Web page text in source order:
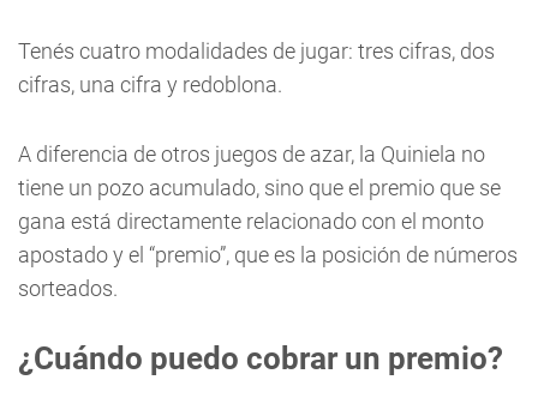
Tenés cuatro modalidades de jugar: tres cifras, dos
cifras, una cifra y redoblona.
A diferencia de otros juegos de azar, la Quiniela no
tiene un pozo acumulado, sino que el premio que se
gana está directamente relacionado con el monto
apostado y el “premio”, que es la posición de números
sorteados.
¿Cuándo puedo cobrar un premio?